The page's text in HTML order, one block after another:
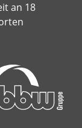
an 18